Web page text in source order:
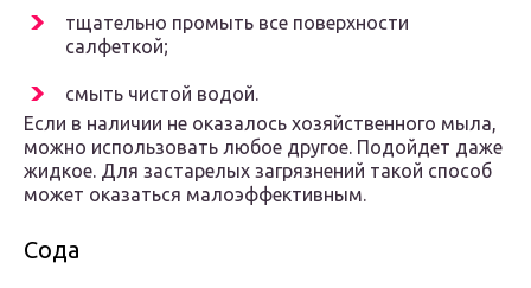
тщательно промыть все поверхности
салфеткой;
смыть чистой водой.
Если в наличии не оказалось хозяйственного мыла,
можно использовать любое другое. Подойдет даже
жидкое. Для застарелых загрязнений такой способ
может оказаться малоэффективным.
Сода